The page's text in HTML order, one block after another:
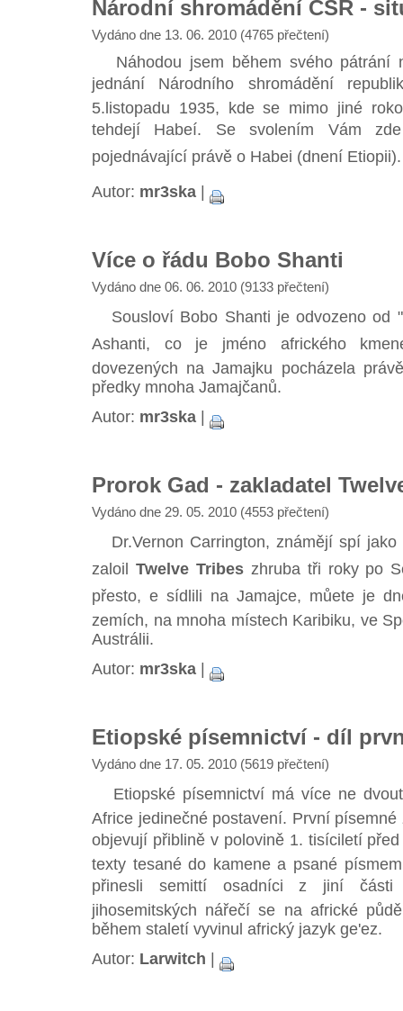
Národní shromádění ČSR -
Vydáno dne 13. 06. 2010 (4765 přečtení)
Náhodou jsem během svého pátrání
jednání Národního shromádění
5.listopadu 1935, kde se mimo jiné
tehdejí Habeí. Se svolením Vám
pojednávající právě o Habei (dnení Etiopii).
Autor: mr3ska |
Více o řádu Bobo Shanti
Vydáno dne 06. 06. 2010 (9133 přečtení)
Sousloví Bobo Shanti je odvozeno od
Ashanti, co je jméno afrického
dovezených na Jamajku pocházela
předky mnoha Jamajčanů.
Autor: mr3ska |
Prorok Gad - zakladatel
Vydáno dne 29. 05. 2010 (4553 přečtení)
Dr.Vernon Carrington, známějí spí jako
zaloil Twelve Tribeszhruba tři roky po
přesto, e sídlili na Jamajce, můete je
zemích, na mnoha místech Karibiku, ve
Austrálii.
Autor: mr3ska |
Etiopské písemnictví - díl
Vydáno dne 17. 05. 2010 (5619 přečtení)
Etiopské písemnictví má více ne
Africe jedinečné postavení. První
objevují přiblině v polovině 1. tisíciletí
texty tesané do kamene a psané
přinesli semittí osadníci z jiní
jihosemitských nářečí se na africké
během staletí vyvinul africký jazyk ge'ez.
Autor: Larwitch |